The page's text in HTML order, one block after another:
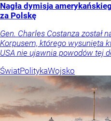
Nagła dymisja
za Polskę
Gen. Charles Costanza został
Korpusem, którego wysunięta
USA nie ujawnia powodów tej
ŚwiatPolitykaWojsko